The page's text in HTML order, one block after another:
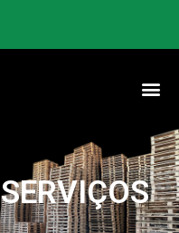
SERVIÇOS